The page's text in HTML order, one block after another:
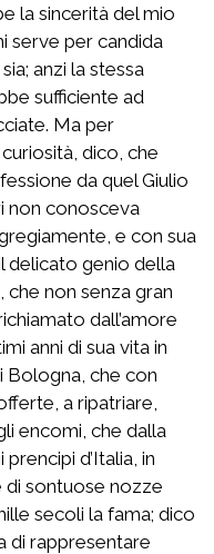
la sincerità del mio
serve per candida
anzi la stessa
sufficiente ad
Ma per
dico, che
da quel Giulio
non conosceva
e con sua
delicato genio della
che non senza gran
dall’amore
anni di sua vita in
Bologna, che con
a ripatriare,
encomi, che dalla
d’Italia, in
di sontuose nozze
secoli la fama; dico
di rappresentare